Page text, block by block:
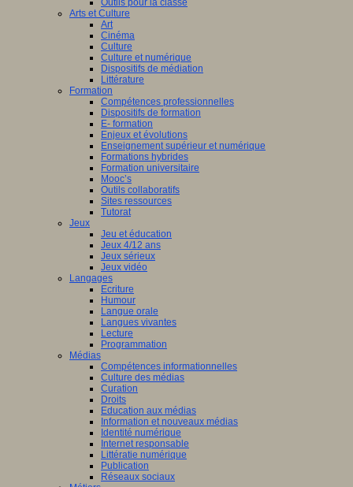
Outils pour la classe
Arts et Culture
Art
Cinéma
Culture
Culture et numérique
Dispositifs de médiation
Littérature
Formation
Compétences professionnelles
Dispositifs de formation
E- formation
Enjeux et évolutions
Enseignement supérieur et numérique
Formations hybrides
Formation universitaire
Mooc’s
Outils collaboratifs
Sites ressources
Tutorat
Jeux
Jeu et éducation
Jeux 4/12 ans
Jeux sérieux
Jeux vidéo
Langages
Ecriture
Humour
Langue orale
Langues vivantes
Lecture
Programmation
Médias
Compétences informationnelles
Culture des médias
Curation
Droits
Education aux médias
Information et nouveaux médias
Identité numérique
Internet responsable
Littératie numérique
Publication
Réseaux sociaux